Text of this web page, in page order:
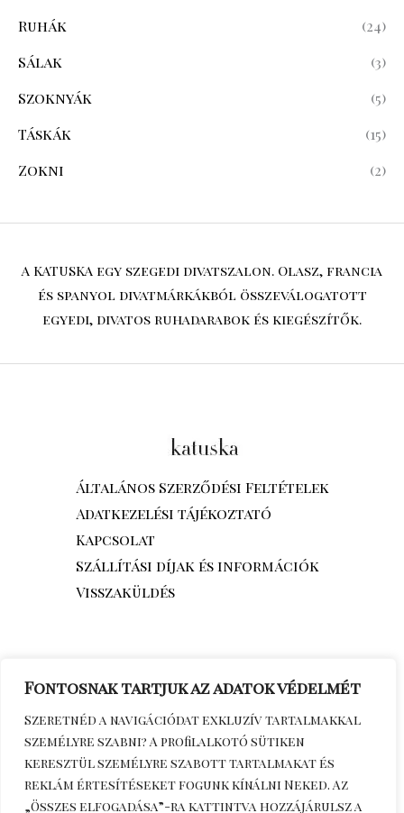
Fontosnak tartjuk az adatok védelmét
Szeretnéd a navigációdat exkluzív tartalmakkal
személyre szabni? A profilalkotó sütiken
keresztül személyre szabott tartalmakat és
reklám értesítéseket fogunk kínálni Neked. Az
„Összes elfogadása”-ra kattintva hozzájárulsz a
Ruhák
(24)
Sálak
(3)
Szoknyák
(5)
Táskák
(15)
Zokni
(2)
A KATUSKA egy szegedi divatszalon. Olasz, francia
és spanyol divatmárkákból összeválogatott
egyedi, divatos ruhadarabok és kiegészítők.
Általános Szerződési Feltételek
Adatkezelési tájékoztató
Kapcsolat
Szállítási díjak és információk
Visszaküldés